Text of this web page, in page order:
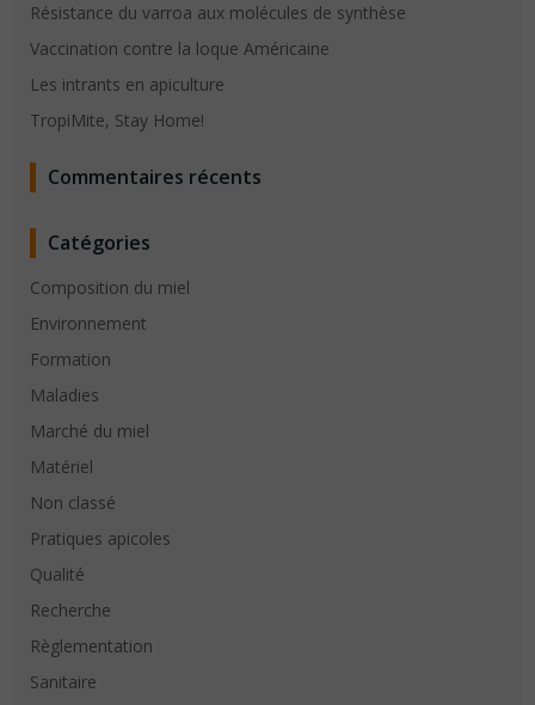
Résistance du varroa aux molécules de synthèse
Vaccination contre la loque Américaine
Les intrants en apiculture
TropiMite, Stay Home!
Commentaires récents
Catégories
Composition du miel
Environnement
Formation
Maladies
Marché du miel
Matériel
Non classé
Pratiques apicoles
Qualité
Recherche
Règlementation
Sanitaire